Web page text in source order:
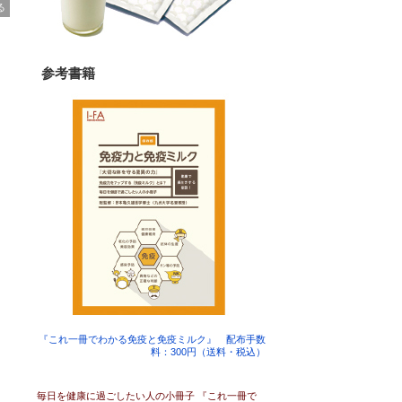
参考書籍
『これ一冊でわかる免疫と免疫ミルク』 配布手数
料：300円（送料・税込）
毎日を健康に過ごしたい人の小冊子 『これ一冊で